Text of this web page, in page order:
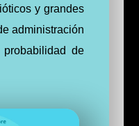
y grandes
administración
de